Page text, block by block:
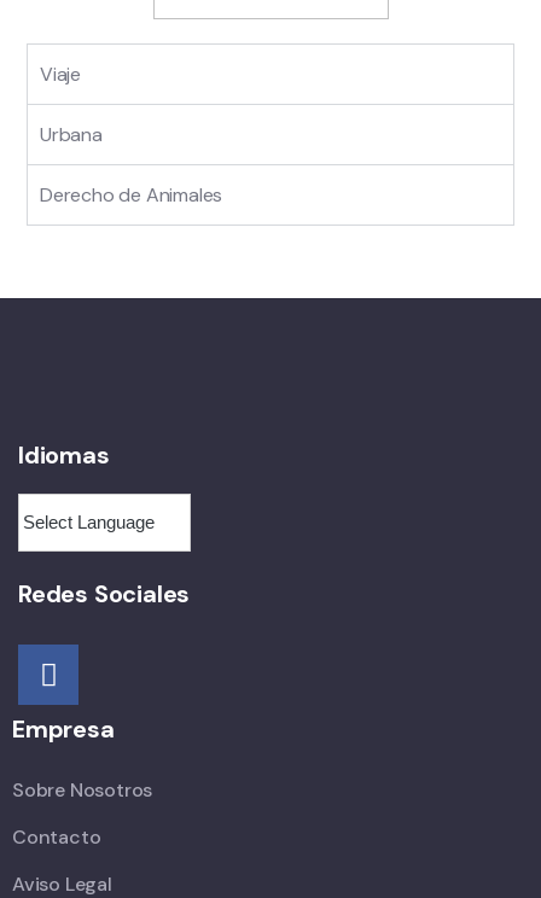
Viaje
Urbana
Derecho de Animales
Idiomas
Redes Sociales
Empresa
Sobre Nosotros
Contacto
Aviso Legal